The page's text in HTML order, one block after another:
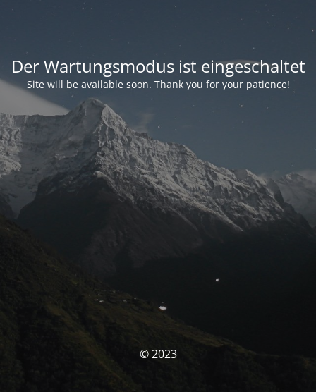
Der Wartungsmodus ist eingeschaltet
Site will be available soon. Thank you for your patience!
© 2023